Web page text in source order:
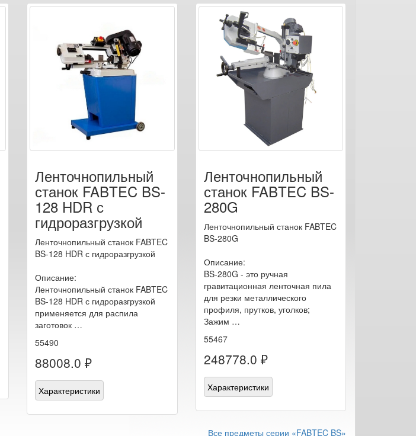
Ленточнопильный
станок FABTEC BS-
128 HDR с
гидроразгрузкой
Ленточнопильный станок FABTEC
BS-128 HDR с гидроразгрузкой
Описание:
Ленточнопильный станок FABTEC
BS-128 HDR с гидроразгрузкой
применяется для распила
заготовок …
55490
88008.0 ₽
Характеристики
Ленточнопильный
станок FABTEC BS-
280G
Ленточнопильный станок FABTEC
BS-280G
Описание:
BS-280G - это ручная
гравитационная ленточная пила
для резки металлического
профиля, прутков, уголков;
Зажим …
55467
248778.0 ₽
Характеристики
Все предметы серии «FABTEC BS»